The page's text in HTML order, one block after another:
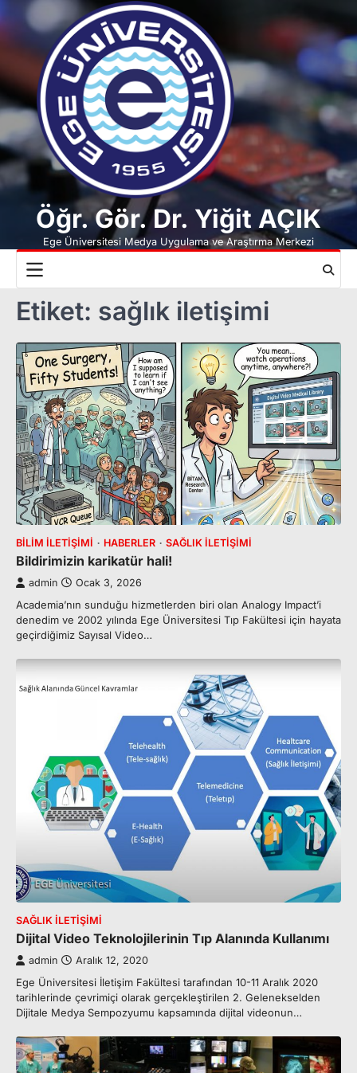
to
Öğr. Gör. Dr. Yiğit AÇIK
Ege Üniversitesi Medya Uygulama ve Araştırma Merkezi
Etiket: sağlık iletişimi
BILIM İLETIŞIMI HABERLER SAĞLIK İLETIŞIMI
Bildirimizin karikatür hali!
admin Ocak 3, 2026
Academia’nın sunduğu hizmetlerden biri olan Analogy Impact’i
denedim ve 2002 yılında Ege Üniversitesi Tıp Fakültesi için hayata
geçirdiğimiz Sayısal Video…
SAĞLIK İLETIŞIMI
Dijital Video Teknolojilerinin Tıp Alanında Kullanımı
admin Aralık 12, 2020
Ege Üniversitesi İletişim Fakültesi tarafından 10-11 Aralık 2020
tarihlerinde çevrimiçi olarak gerçekleştirilen 2. Gelenekselden
Dijitale Medya Sempozyumu kapsamında dijital videonun…